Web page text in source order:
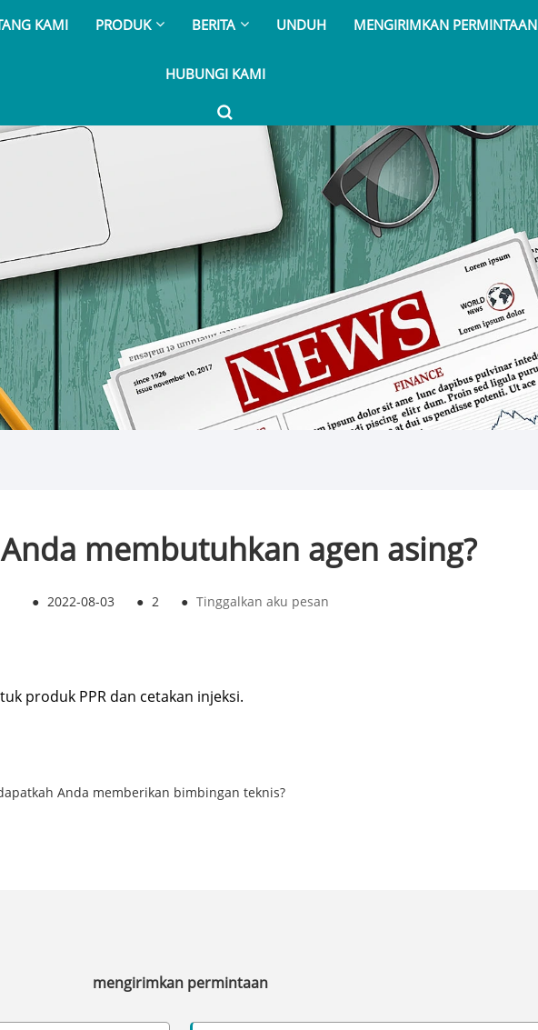
KAMI PRODUK BERITA UNDUH MENGIRIMKAN PERMINTAAN
HUBUNGI KAMI
membutuhkan agen asing?
● 2022-08-03 ● 2 ● Tinggalkan aku pesan
produk PPR dan cetakan injeksi.
Anda memberikan bimbingan teknis?
mengirimkan permintaan